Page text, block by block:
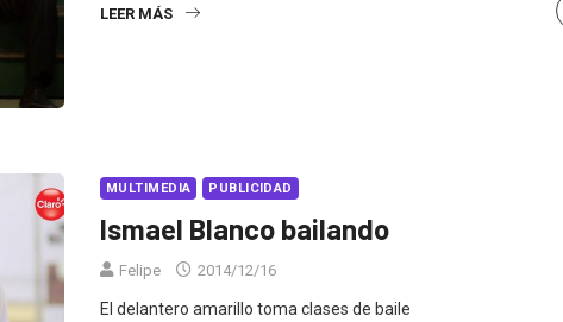
LEER MÁS
MULTIMEDIA PUBLICIDAD
Ismael Blanco bailando
Felipe 2014/12/16
El delantero amarillo toma clases de baile